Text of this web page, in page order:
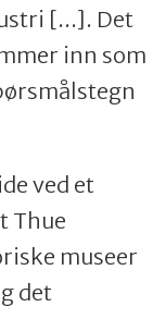
[...]. Det
inn som
ved et
Thue
museer
det